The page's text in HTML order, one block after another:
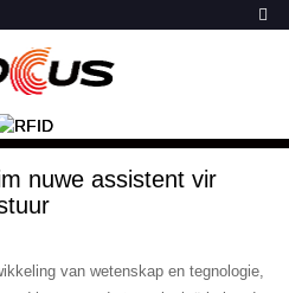
nuwe assistent vir
van wetenskap en tegnologie,